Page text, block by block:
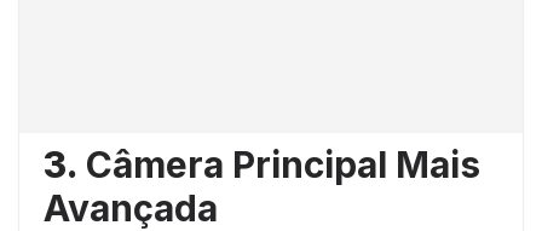
3. Câmera Principal Mais
Avançada